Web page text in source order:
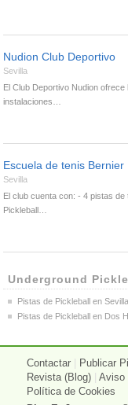
Nudion Club Deportivo
Sevilla
El Club Deportivo Nudion ofrece
instalaciones…
Escuela de tenis Bernier
Sevilla
El club cuenta con: - 4 pistas de
Pickleball…
Underground
Pistas de Pickleball en Sevilla
Pistas de Pickleball en Dos
Contactar Publicar
Revista (Blog)
Aviso
Política de Cookies